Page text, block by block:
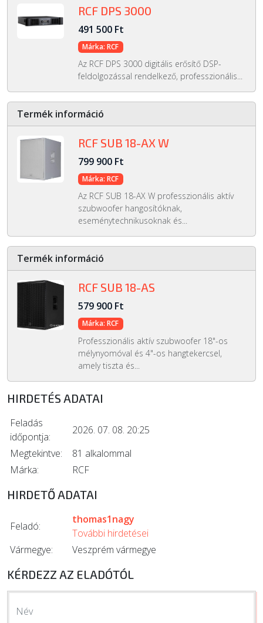
RCF DPS 3000
491 500 Ft
Márka: RCF
Az RCF DPS 3000 digitális erősítő DSP-
feldolgozással rendelkező, professzionális...
Termék információ
RCF SUB 18-AX W
799 900 Ft
Márka: RCF
Az RCF SUB 18-AX W professzionális aktív
szubwoofer hangosítóknak,
eseménytechnikusoknak és...
Termék információ
RCF SUB 18-AS
579 900 Ft
Márka: RCF
Professzionális aktív szubwoofer 18"-os
mélynyomóval és 4"-os hangtekercsel,
amely tiszta és...
HIRDETÉS ADATAI
Feladás
időpontja:
2026. 07. 08. 20:25
Megtekintve:
81 alkalommal
Márka:
RCF
HIRDETŐ ADATAI
Feladó:
thomas1nagy
További hirdetései
Vármegye:
Veszprém vármegye
KÉRDEZZ AZ ELADÓTÓL
Név